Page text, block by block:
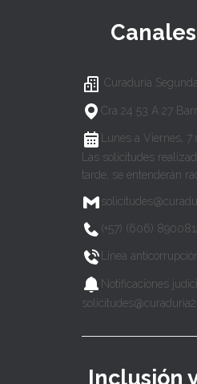
Curaduría
Cra 24 53 A 27
Lunes a Viernes,
Las solicitudes
tarde, se entenderán
(+57) (606)
Línea
Notificaciones
Inclusión